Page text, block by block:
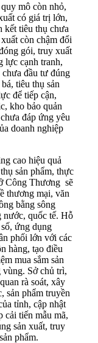
mô còn nhỏ,
có giá trị lớn,
kết tiêu thụ chưa
còn chậm đổi
gói, truy xuất
lực cạnh tranh,
đầu tư đúng
tiêu thụ sản
để tiếp cận,
kho bảo quản
đáp ứng yêu
doanh nghiệp
cao hiệu quả
sản phẩm, thực
Công Thương sẽ
thương mại, văn
bằng sông
nước, quốc tế. Hỗ
ứng dụng
phối lớn với các
hàng, tạo điều
mua sắm sản
vùng. Sở chủ trì,
rà soát, xây
sản phẩm truyền
tỉnh, cập nhật
cải tiến mẫu mã,
sản xuất, truy
phẩm.